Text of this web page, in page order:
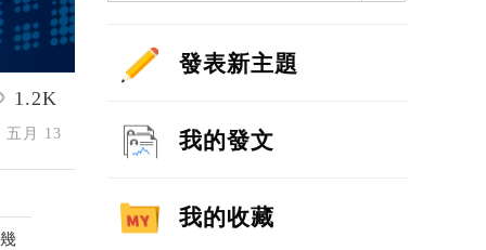
1.2K
五月 13
發表新主題
我的發文
我的收藏